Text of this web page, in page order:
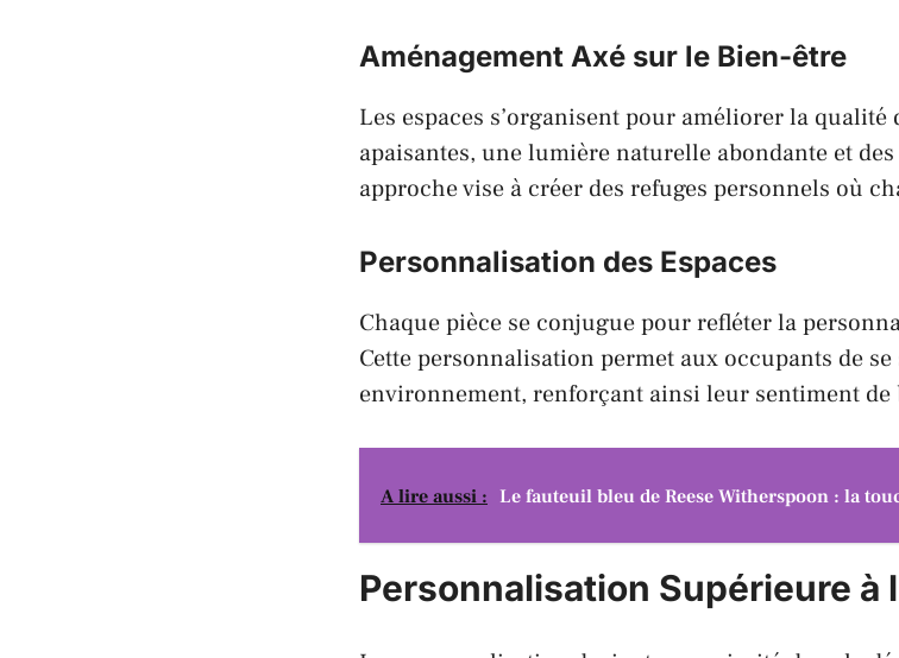
Aménagement Axé sur le Bien-être
Les espaces s’organisent pour améliorer la qualité
apaisantes, une lumière naturelle abondante et
approche vise à créer des refuges personnels où
Personnalisation des Espaces
Chaque pièce se conjugue pour refléter la
Cette personnalisation permet aux occupants de
environnement, renforçant ainsi leur sentiment de
A lire aussi : Le fauteuil bleu de Reese Witherspoon : la
Personnalisation Supérieure à